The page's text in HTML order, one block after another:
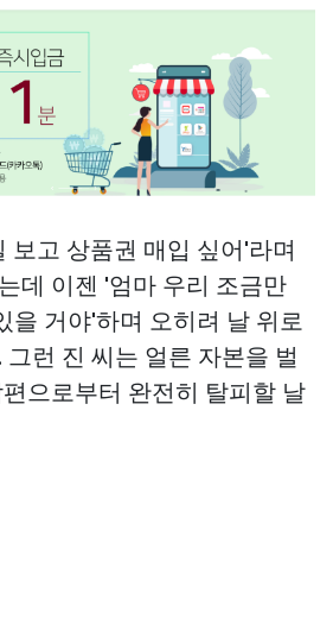
보고 상품권 매입 싶어'라며
데 이젠 '엄마 우리 조금만
을 거야'하며 오히려 날 위로
런 진 씨는 얼른 자본을 벌
으로부터 완전히 탈피할 날